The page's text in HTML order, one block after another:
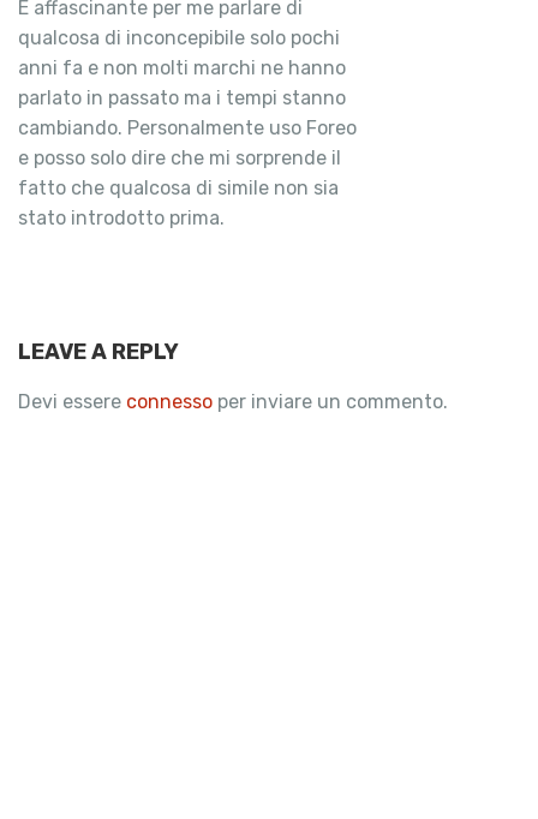
È affascinante per me parlare di
qualcosa di inconcepibile solo pochi
anni fa e non molti marchi ne hanno
parlato in passato ma i tempi stanno
cambiando. Personalmente uso Foreo
e posso solo dire che mi sorprende il
fatto che qualcosa di simile non sia
stato introdotto prima.
LEAVE A REPLY
Devi essere connesso per inviare un commento.